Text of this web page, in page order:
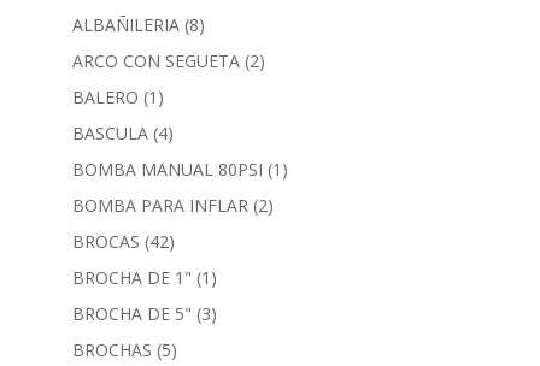
ALBAÑILERIA (8)
ARCO CON SEGUETA (2)
BALERO (1)
BASCULA (4)
BOMBA MANUAL 80PSI (1)
BOMBA PARA INFLAR (2)
BROCAS (42)
BROCHA DE 1" (1)
BROCHA DE 5" (3)
BROCHAS (5)